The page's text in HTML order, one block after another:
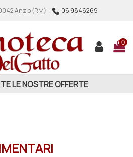
Anzio (RM) | 06 9846269
0
LE NOSTRE OFFERTE